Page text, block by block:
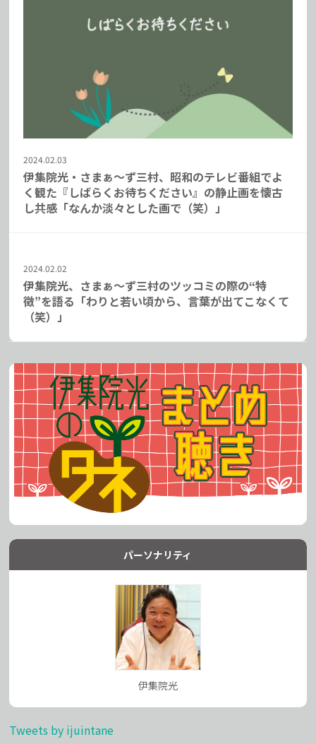
2024.02.03
伊集院光・さまぁ～ず三村、昭和のテレビ番組でよ
く観た『しばらくお待ちください』の静止画を懐古
し共感「なんか淡々とした画で（笑）」
2024.02.02
伊集院光、さまぁ～ず三村のツッコミの際の“特
徴”を語る「わりと若い頃から、言葉が出てこなくて
（笑）」
パーソナリティ
伊集院光
Tweets by ijuintane